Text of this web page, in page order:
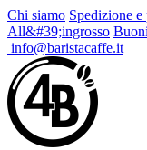
Chi siamo Spedizione e
All&#39;ingrosso
info@baristacaffe.it